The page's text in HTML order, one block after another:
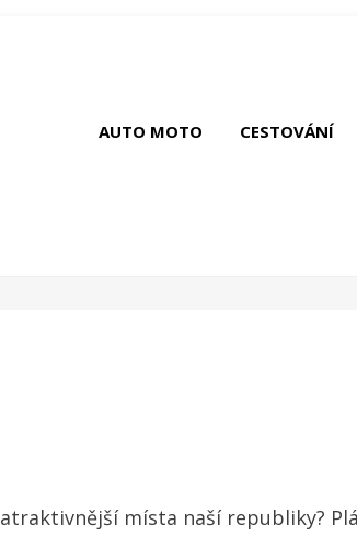
AUTO MOTO CESTOVÁNÍ
místa naší republiky?